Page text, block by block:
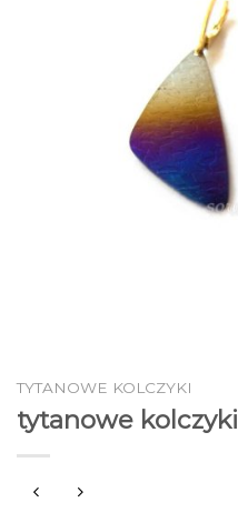
TYTANOWE KOLCZYKI
tytanowe kolczyki